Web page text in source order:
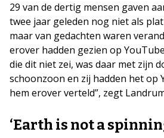
29 van de dertig mensen gaven
twee jaar geleden nog niet als
maar van gedachten waren
erover hadden gezien op
die dit niet zei, was daar met zijn
schoonzoon en zij hadden het op
hem erover verteld”, zegt
‘Earth is not a